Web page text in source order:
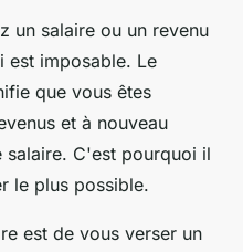
un salaire ou un revenu
est imposable. Le
que vous êtes
et à nouveau
C'est pourquoi il
le plus possible.
est de vous verser un